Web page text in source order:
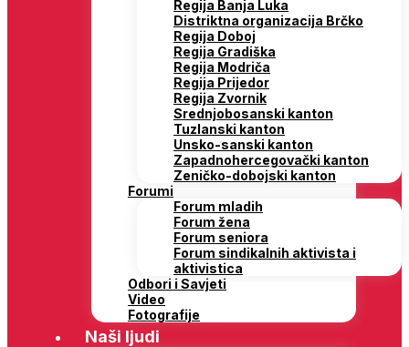
Regija Banja Luka
Distriktna organizacija Brčko
Regija Doboj
Regija Gradiška
Regija Modriča
Regija Prijedor
Regija Zvornik
Srednjobosanski kanton
Tuzlanski kanton
Unsko-sanski kanton
Zapadnohercegovački kanton
Zeničko-dobojski kanton
Forumi
Forum mladih
Forum žena
Forum seniora
Forum sindikalnih aktivista i
aktivistica
Odbori i Savjeti
Video
Fotografije
Naši ljudi